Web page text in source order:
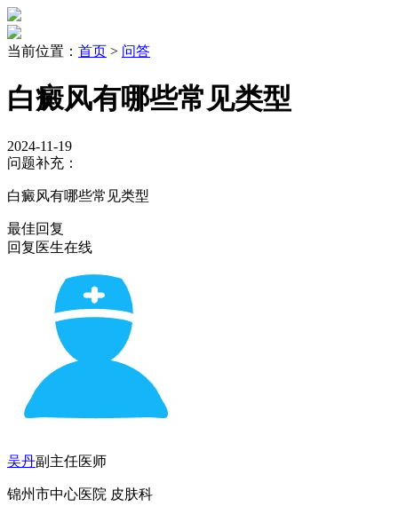
当前位置： 首页 > 问答
白癜风有哪些常见类型
2024-11-19
问题补充：
白癜风有哪些常见类型
最佳回复
回复医生在线
吴丹副主任医师
锦州市中心医院 皮肤科